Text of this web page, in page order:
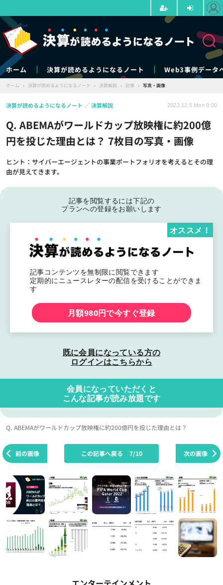
ホーム 決算が読めるようになるノート Web3事例データ
ホーム › 決算が読めるようになるノート › 決算解説 › 記事 › 写真・画像
Q. ABEMAがワールドカップ放映権に約200億
円を投じた理由とは？ 7枚目の写真・画像
ヒント：サイバーエージェントの事業ポートフォリオを考えるとその理
由が見えてきます。
決算が読めるようになるノート 決算解説 2022.12.5 Mon 0:00
記事を閲覧するには下記の
プランへの登録をお願いします
記事コンテンツを無制限に閲覧できます
定期的にニュースレターの配信を受けることができま
す
オススメ！
月額980円で今すぐ登録
既に会員になっている方の
ログインはこちらから
会員になっていただくと
こんな記事が読み放題です
Q. ABEMAがワールドカップ放映権に約200億円を投じた理由とは？
前の画像 次の画像
この記事へ戻る 7/10